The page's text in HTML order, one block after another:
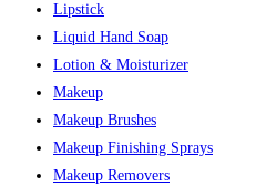
Lipstick
Liquid Hand Soap
Lotion & Moisturizer
Makeup
Makeup Brushes
Makeup Finishing Sprays
Makeup Removers